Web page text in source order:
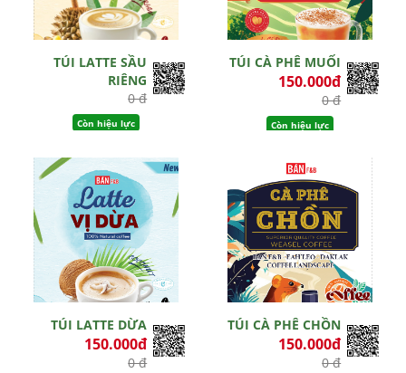
TÚI LATTE SẦU
RIÊNG
0 đ
Còn hiệu lực
TÚI CÀ PHÊ MUỐI
150.000đ
0 đ
Còn hiệu lực
TÚI LATTE DỪA
150.000đ
0 đ
TÚI CÀ PHÊ CHỒN
150.000đ
0 đ